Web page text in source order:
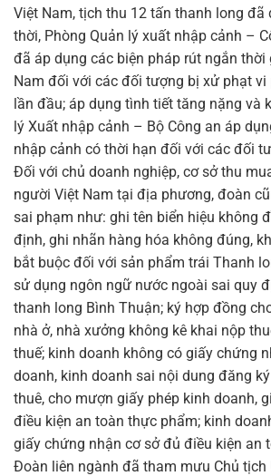
Việt Nam, tịch thu 12 tấn thanh long đã
thời, Phòng Quản lý xuất nhập cảnh –
đã áp dụng các biện pháp rút ngắn
Nam đối với các đối tượng bị xử phạt vi
lần đầu; áp dụng tình tiết tăng nặng và
lý Xuất nhập cảnh – Bộ Công an áp
nhập cảnh có thời hạn đối với các đối
Đối với chủ doanh nghiệp, cơ sở thu
người Việt Nam tại địa phương, đoàn
sai phạm như: ghi tên biển hiệu không
định, ghi nhãn hàng hóa không đúng,
bắt buộc đối với sản phẩm trái Thanh
sử dụng ngôn ngữ nước ngoài sai quy
thanh long Bình Thuận; ký hợp đồng
nhà ở, nhà xưởng không kê khai nộp
thuế; kinh doanh không có giấy chứng
doanh, kinh doanh sai nội dung đăng
thuê, cho mượn giấy phép kinh doanh,
điều kiện an toàn thực phẩm; kinh
giấy chứng nhận cơ sở đủ điều kiện an
Đoàn liên ngành đã tham mưu Chủ tịch